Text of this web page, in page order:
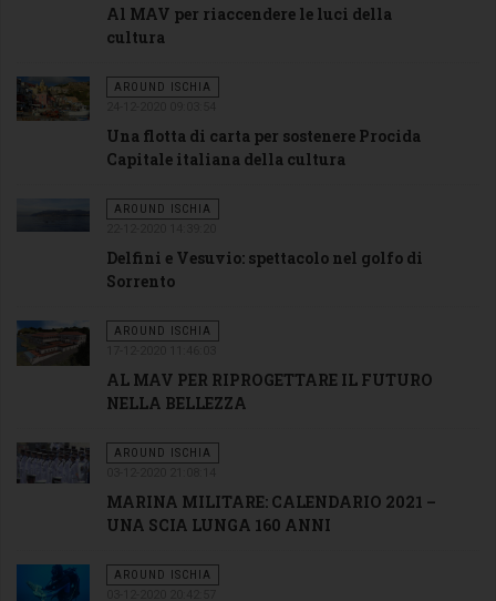
Al MAV per riaccendere le luci della
cultura
AROUND ISCHIA
Una flotta di carta per sostenere Procida
Capitale italiana della cultura
AROUND ISCHIA
Delfini e Vesuvio: spettacolo nel golfo di
Sorrento
AROUND ISCHIA
AL MAV PER RIPROGETTARE IL FUTURO
NELLA BELLEZZA
AROUND ISCHIA
MARINA MILITARE: CALENDARIO 2021 –
UNA SCIA LUNGA 160 ANNI
AROUND ISCHIA